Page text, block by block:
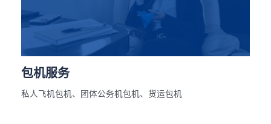
包机服务
私人飞机包机、团体公务机包机、货运包机